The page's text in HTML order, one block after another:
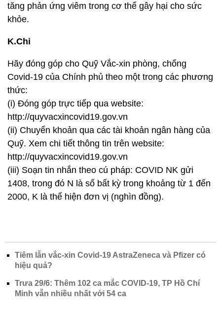
tăng phản ứng viêm trong cơ thể gây hại cho sức
khỏe.
K.Chi
Hãy đóng góp cho Quỹ Vắc-xin phòng, chống
Covid-19 của Chính phủ theo một trong các phương
thức:
(i) Đóng góp trực tiếp qua website:
http://quyvacxincovid19.gov.vn
(ii) Chuyển khoản qua các tài khoản ngân hàng của
Quỹ. Xem chi tiết thông tin trên website:
http://quyvacxincovid19.gov.vn
(iii) Soạn tin nhắn theo cú pháp: COVID NK gửi
1408, trong đó N là số bất kỳ trong khoảng từ 1 đến
2000, K là thể hiện đơn vị (nghìn đồng).
Tiêm lẫn vắc-xin Covid-19 AstraZeneca và Pfizer có
hiệu quả?
Trưa 29/6: Thêm 102 ca mắc COVID-19, TP Hồ Chí
Minh vẫn nhiều nhất với 54 ca